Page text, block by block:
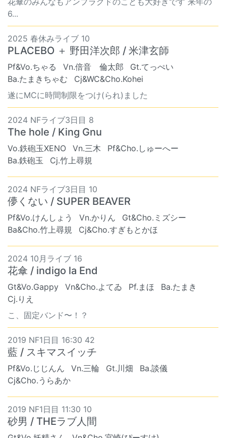
6...
2025 春休みライブ 10
PLACEBO ＋ 野田洋次郎 / 米津玄師
Pf&Vo.ちゃる Vn.倍音 倫太郎
Gt.てっぺい
Ba.たまきちゃむ
Cj&WC&Cho.Kohei
遂にMCに時間制限をつけ(られ)ました
2024 NFライブ3日目 8
The hole / King Gnu
Vo.鉄砲玉XENO Vn.三木
Pf&Cho.しゅーへー
Ba.鉄砲玉
Cj.竹上尋規
2024 NFライブ3日目 10
儚くない / SUPER BEAVER
Pf&Vo.けんしょう Vn.かりん
Gt&Cho.ミズシー
Ba&Cho.竹上尋規
Cj&Cho.すぎもとかほ
2024 10月ライブ 16
花傘 / indigo la End
Gt&Vo.Gappy Vn&Cho.よてゐ Pf.まほ
Ba.たまき
Cj.りえ
こ、固定バンド〜！？
2019 NF1日目 16:30 42
藍 / スキマスイッチ
Pf&Vo.じじんん Vn.三輪 Gt.川畑
Ba.談儀
Cj&Cho.うらあか
2019 NF1日目 11:30 10
砂男 / THEラブ人間